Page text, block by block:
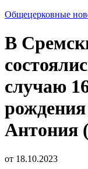
Общецерковные
В
случаю
Антония
от 18.10.2023